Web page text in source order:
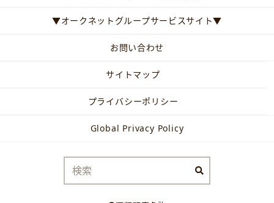
▼オークネットグループサービスサイト▼
お問い合わせ
サイトマップ
プライバシーポリシー
Global Privacy Policy